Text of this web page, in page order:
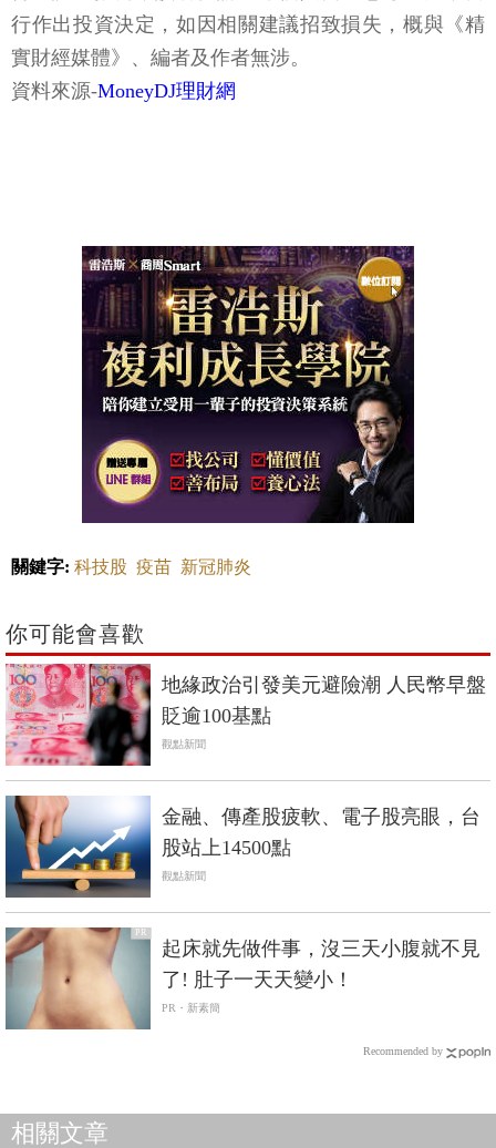
行作出投資決定，如因相關建議招致損失，概與《精
實財經媒體》、編者及作者無涉。
資料來源-MoneyDJ理財網
關鍵字: 科技股 疫苗 新冠肺炎
你可能會喜歡
地緣政治引發美元避險潮 人民幣早盤
貶逾100基點
觀點新聞
金融、傳產股疲軟、電子股亮眼，台
股站上14500點
觀點新聞
PR
起床就先做件事，沒三天小腹就不見
了! 肚子一天天變小！
PR・新素簡
Recommended by
相關文章